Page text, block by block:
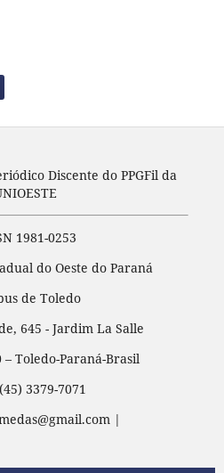
Discente do PPGFil da
1981-0253
do Oeste do Paraná
de Toledo
645 - Jardim La Salle
– Toledo-Paraná-Brasil
3379-7071
|